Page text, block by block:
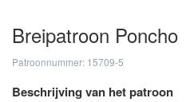
Breipatroon Poncho
Patroonnummer: 15709-5
Beschrijving van het patroon